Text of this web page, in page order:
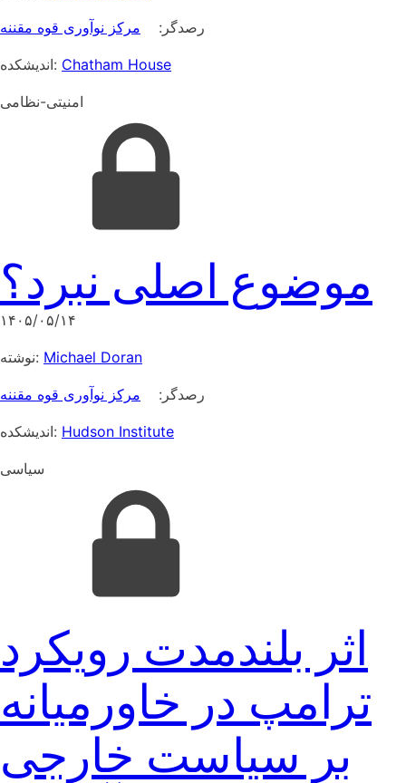
رصدگر: مرکز نوآوری قوه مقننه
اندیشکده: Chatham House
امنیتی-نظامی
موضوع اصلی نبرد؟
۱۴۰۵/۰۵/۱۴
نوشته: Michael Doran
رصدگر: مرکز نوآوری قوه مقننه
اندیشکده: Hudson Institute
سیاسی
اثر بلندمدت رویکرد
ترامپ در خاورمیانه
بر سیاست خارجی